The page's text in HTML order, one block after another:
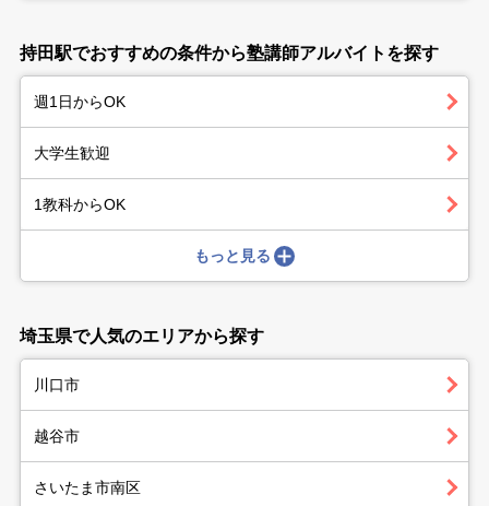
持田駅でおすすめの条件から塾講師アルバイトを探す
週1日からOK
大学生歓迎
1教科からOK
もっと見る
埼玉県で人気のエリアから探す
川口市
越谷市
さいたま市南区